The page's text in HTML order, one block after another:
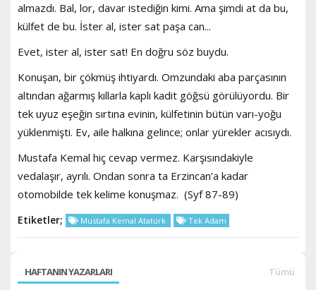
almazdı. Bal, lor, davar istediğin kimi. Ama şimdi at da bu,
külfet de bu. İster al, ister sat paşa can...
Evet, ister al, ister sat! En doğru söz buydu.
Konuşan, bir çökmüş ihtiyardı. Omzundaki aba parçasının
altından ağarmış kıllarla kaplı kadit göğsü görülüyordu. Bir
tek uyuz eşeğin sırtına evinin, külfetinin bütün varı-yoğu
yüklenmişti. Ev, aile halkına gelince; onlar yürekler acısıydı.
Mustafa Kemal hiç cevap vermez. Karşısındakiyle
vedalaşır, ayrılı. Ondan sonra ta Erzincan’a kadar
otomobilde tek kelime konuşmaz. (Syf 87-89)
Etiketler; Mustafa Kemal Atatürk Tek Adam
HAFTANIN YAZARLARI Tümü